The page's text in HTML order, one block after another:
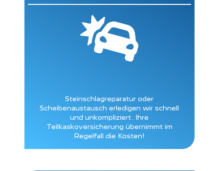

Steinschlagreparatur oder
Scheibenaustausch erledigen wir schnell
und unkompliziert. Ihre
Teilkaskoversicherung übernimmt im
Regelfall die Kosten!